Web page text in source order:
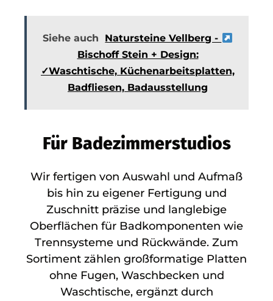
Siehe auch
Natursteine Vellberg -
Bischoff Stein + Design:
✓Waschtische, Küchenarbeitsplatten,
Badfliesen, Badausstellung
Für Badezimmerstudios
Wir fertigen von Auswahl und Aufmaß
bis hin zu eigener Fertigung und
Zuschnitt präzise und langlebige
Oberflächen für Badkomponenten wie
Trennsysteme und Rückwände. Zum
Sortiment zählen großformatige Platten
ohne Fugen, Waschbecken und
Waschtische, ergänzt durch